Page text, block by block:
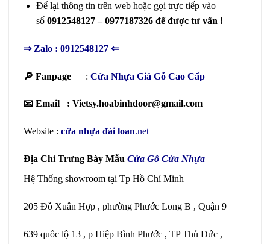
Để lại thông tin trên web hoặc gọi trực tiếp vào
số 0912548127 – 0977187326 để được tư vấn !
⇒ Zalo : 0912548127 ⇐
🔎 Fanpage : Cửa Nhựa Giả Gỗ Cao Cấp
📧 Email : Vietsy.hoabinhdoor@gmail.com
Website : cửa nhựa đài loan.net
Địa Chỉ Trưng Bày Mẫu Cửa Gỗ Cửa Nhựa
Hệ Thống showroom tại Tp Hồ Chí Minh
205 Đỗ Xuân Hợp , phường Phước Long B , Quận 9
639 quốc lộ 13 , p Hiệp Bình Phước , TP Thủ Đức ,